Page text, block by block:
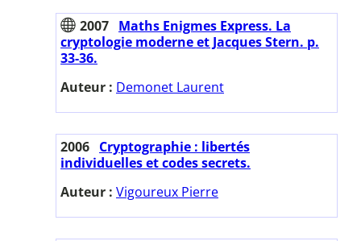
2007 Maths Enigmes Express. La
cryptologie moderne et Jacques Stern. p.
33-36.
Auteur : Demonet Laurent
2006 Cryptographie : libertés
individuelles et codes secrets.
Auteur : Vigoureux Pierre